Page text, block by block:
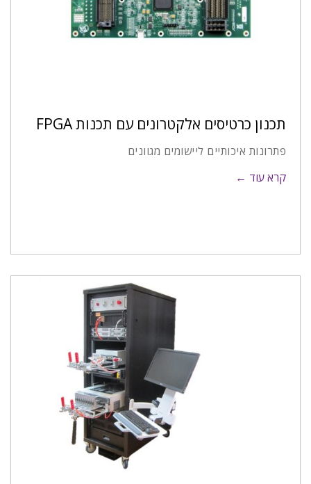
תכנון כרטיסים אלקטרונים עם תכנות FPGA
פתרונות איכותיים ליישומים מגוונים
קרא עוד ←